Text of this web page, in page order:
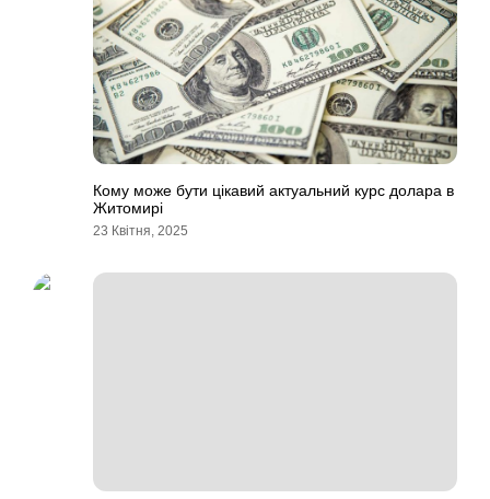
Кому може бути цікавий актуальний курс долара в
Житомирі
23 Квітня, 2025